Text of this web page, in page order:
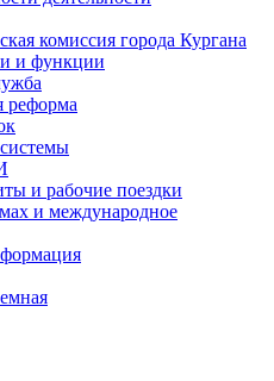
комиссия города Кургана
и функции
реформа
и рабочие поездки
и международное